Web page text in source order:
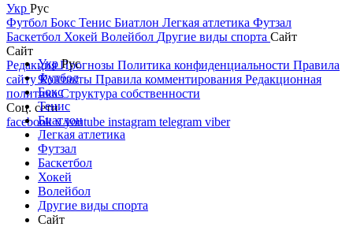
Укр Рус
Футбол Бокс Тенис Биатлон Легкая атлетика Футзал
Баскетбол Хокей Волейбол Другие виды спорта Сайт
Сайт
РедакцияПрогнозы Политика конфиденциальности Правила
сайтуКонтакты Правила комментирования Редакционная
политикаСтруктура собственности
Соц. сети
facebookxyoutube instagram telegram viber
УкрРус
Футбол
Бокс
Тенис
Биатлон
Легкая атлетика
Футзал
Баскетбол
Хокей
Волейбол
Другие виды спорта
Сайт